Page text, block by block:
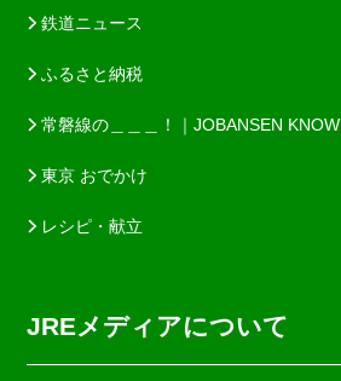
鉄道ニュース
ふるさと納税
常磐線の＿＿＿！｜JOBANSEN KNOW
東京 おでかけ
レシピ・献立
JREメディアについて